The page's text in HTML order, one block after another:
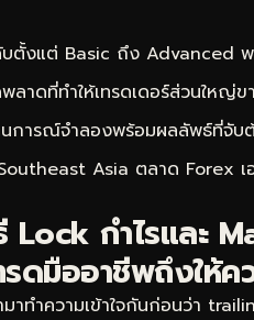
ตั้งแต่ Basic ถึง Advanced
าดที่ทำให้เทรดเดอร์ส่วนใหญ่ข
การณ์จำลองพร้อมผลลัพธ์ที่จับ
Asia ตลาด Forex เ
กำไรและ
รดมืออาชีพถึงให้
ามาทำความเข้าใจกันก่อนว่า